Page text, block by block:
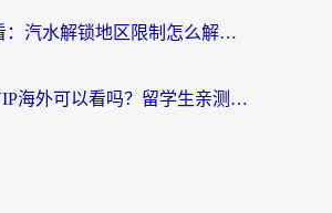
海外党必看：汽水解锁地区限制怎么解除？3招解决国内影音&生活服务难题
央视影音VIP海外可以看吗？留学生亲测有效的回国加速器选择指南